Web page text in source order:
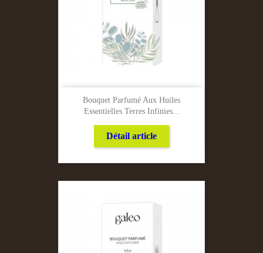
Bouquet Parfumé Aux Huiles
Essentielles Terres Infinies...
Détail article